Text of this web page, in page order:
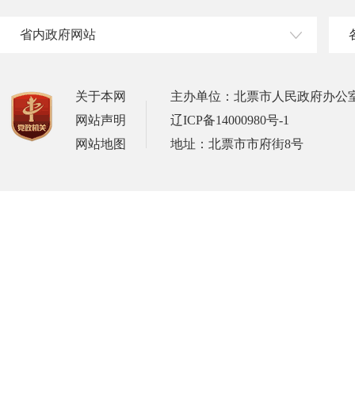
省内政府网站
关于本网
网站声明
网站地图
主办单位：北票市人民政府办公
辽ICP备14000980号-1
地址：北票市市府街8号